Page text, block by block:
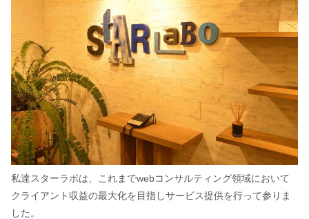
私達スターラボは、これまでwebコンサルティング領域において
クライアント収益の最大化を目指しサービス提供を行って参りま
した。